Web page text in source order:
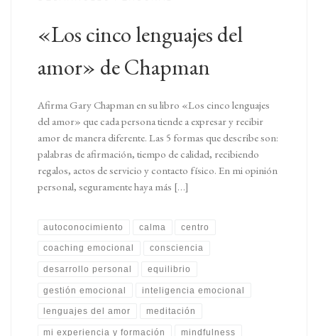
«Los cinco lenguajes del
amor» de Chapman
Afirma Gary Chapman en su libro «Los cinco lenguajes
del amor» que cada persona tiende a expresar y recibir
amor de manera diferente. Las 5 formas que describe son:
palabras de afirmación, tiempo de calidad, recibiendo
regalos, actos de servicio y contacto físico. En mi opinión
personal, seguramente haya más […]
autoconocimiento calma centro
coaching emocional consciencia
desarrollo personal equilibrio
gestión emocional inteligencia emocional
lenguajes del amor meditación
mi experiencia y formación mindfulness